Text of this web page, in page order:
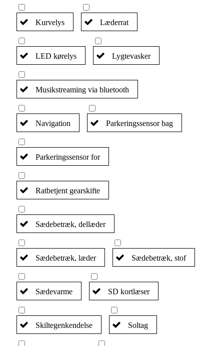
Kurvelys Læderrat
LED kørelys Lygtevasker
Musikstreaming via bluetooth
Navigation Parkeringssensor bag
Parkeringssensor for
Ratbetjent gearskifte
Sædebetræk, dellæder
Sædebetræk, læder Sædebetræk, stof
Sædevarme SD kortlæser
Skiltegenkendelse Soltag